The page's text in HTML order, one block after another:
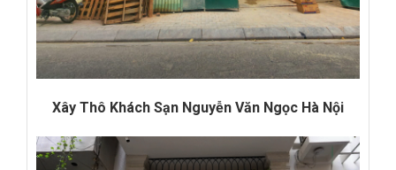
Xây Thô Khách Sạn Nguyễn Văn Ngọc Hà Nội